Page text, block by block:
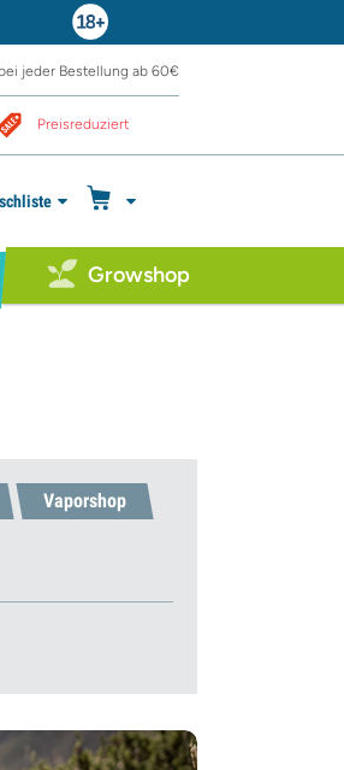
jeder Bestellung ab 60€
Preisreduziert
Growshop
Vaporshop